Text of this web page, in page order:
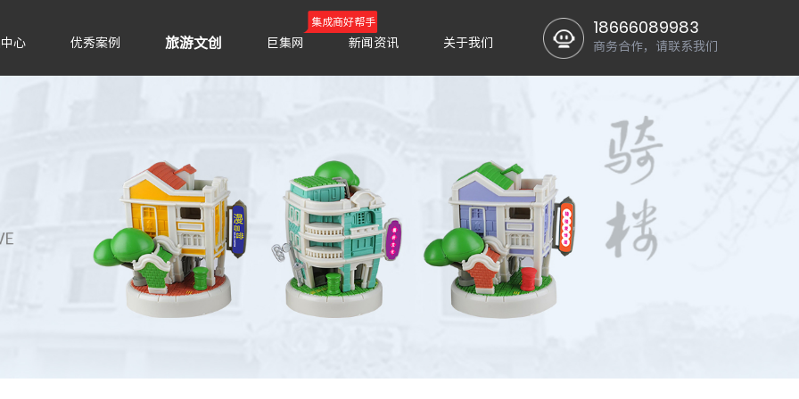
心 优秀案例 旅游文创 巨集网
集成商好帮手
新闻资讯 关于我们
18666089983
商务合作，请联系我们